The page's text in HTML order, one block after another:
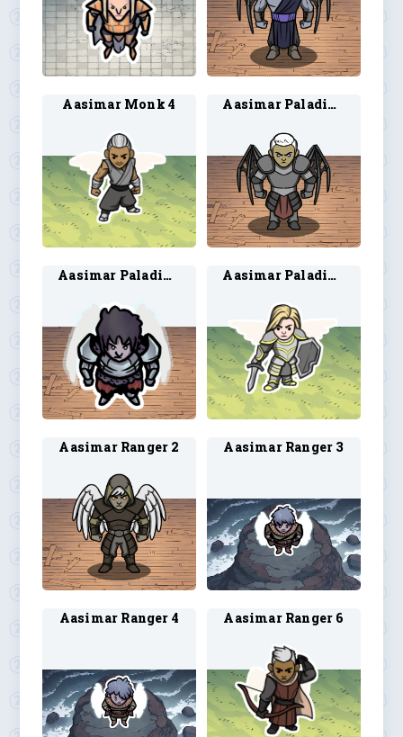
Aasimar Monk 4 Aasimar Paladin 2
Aasimar Paladin 3 Aasimar Paladin 8
Aasimar Ranger 2 Aasimar Ranger 3
Aasimar Ranger 4 Aasimar Ranger 6